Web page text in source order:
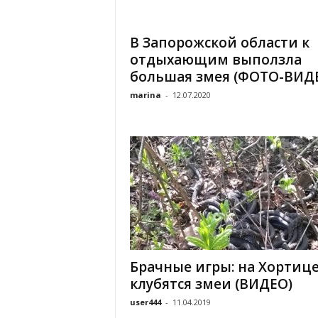
В Запорожской области к
отдыхающим выползла
большая змея (ФОТО-
marina - 12.07.2020
Брачные игры: на
клубятся змеи (ВИДЕО)
user444 - 11.04.2019